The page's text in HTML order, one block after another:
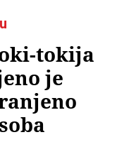
tokija
je